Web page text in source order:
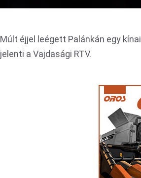
Múlt éjjel leégett Palánkán egy
jelenti a Vajdasági RTV.